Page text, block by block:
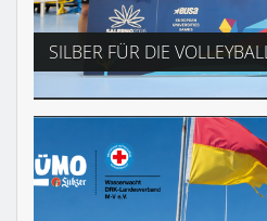
SILBER FÜR DIE